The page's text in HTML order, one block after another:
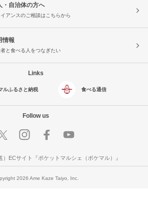
・自治体の方へ
イアンスのご相談はこちらから
情報
と食べる人をつなぎたい
Links
ルふるさと納税 食べる通信
Follow us
ECサイト『ポケットマルシェ（ポケマル）』
2026 Ame Kaze Taiyo, Inc.